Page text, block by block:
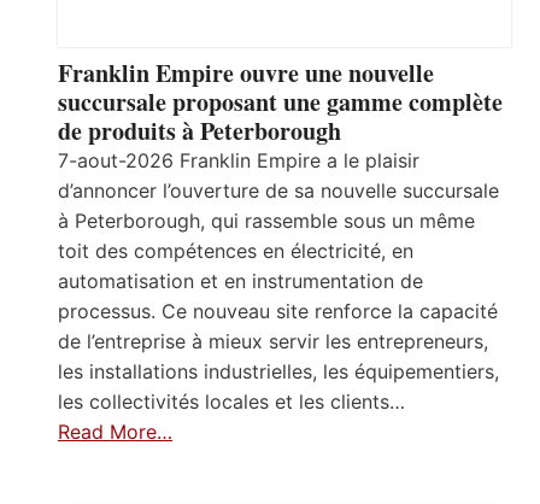
Franklin Empire ouvre une nouvelle
succursale proposant une gamme complète
de produits à Peterborough
7-aout-2026 Franklin Empire a le plaisir
d’annoncer l’ouverture de sa nouvelle succursale
à Peterborough, qui rassemble sous un même
toit des compétences en électricité, en
automatisation et en instrumentation de
processus. Ce nouveau site renforce la capacité
de l’entreprise à mieux servir les entrepreneurs,
les installations industrielles, les équipementiers,
les collectivités locales et les clients…
Read More…